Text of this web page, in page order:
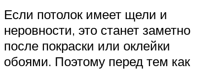
Если потолок имеет щели и
неровности, это станет заметно
после покраски или оклейки
обоями. Поэтому перед тем как